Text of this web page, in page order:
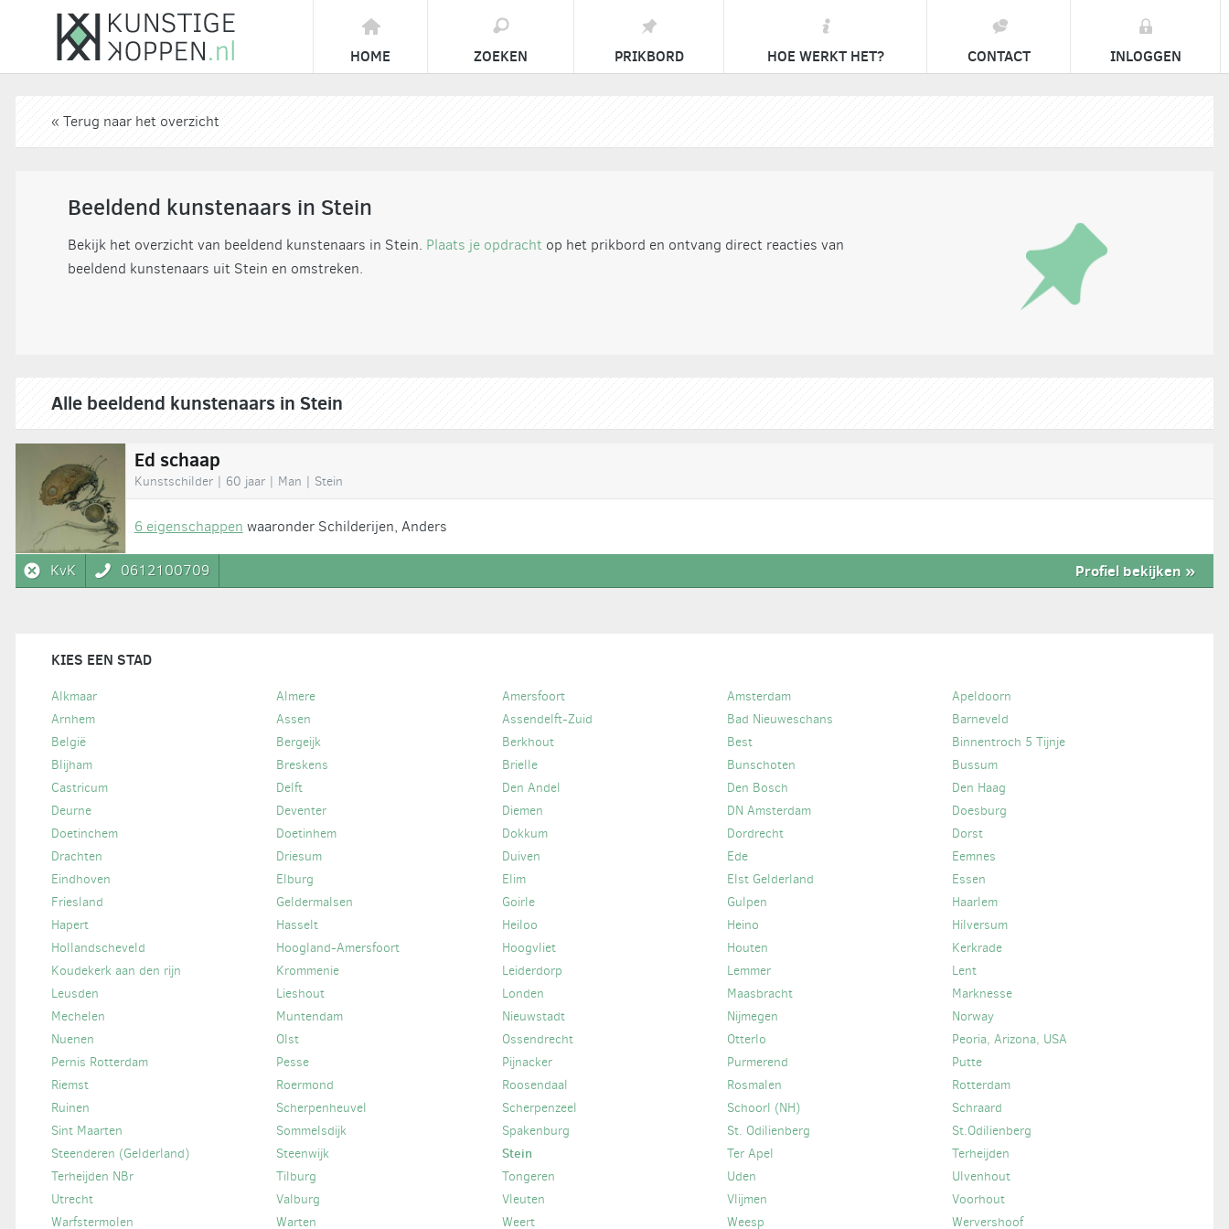
INLOGGEN
CONTACT
HOE WERKT HET?
PRIKBORD
ZOEKEN
HOME
« Terug naar het overzicht
Beeldend kunstenaars in Stein
Bekijk het overzicht van beeldend kunstenaars in Stein. Plaats je opdracht op het prikbord en ontvang direct reacties van
beeldend kunstenaars uit Stein en omstreken.
Alle beeldend kunstenaars in Stein
Ed schaap
Kunstschilder | 60 jaar | Man | Stein
6 eigenschappen waaronder Schilderijen, Anders
KvK 0612100709 Profiel bekijken »
KIES EEN STAD
Alkmaar Almere Amersfoort Amsterdam
Apeldoorn
Arnhem
Assen Assendelft-Zuid Bad Nieuweschans
Barneveld
België
Bergeijk Berkhout Best
Binnentroch 5 Tijnje
Blijham
Breskens Brielle Bunschoten
Bussum
Castricum
Delft Den Andel Den Bosch
Den Haag
Deurne
Deventer Diemen DN Amsterdam
Doesburg
Doetinchem
Doetinhem Dokkum Dordrecht
Dorst
Drachten
Driesum Duiven Ede
Eemnes
Eindhoven
Elburg Elim Elst Gelderland
Essen
Friesland
Geldermalsen Goirle Gulpen
Haarlem
Hapert
Hasselt Heiloo Heino
Hilversum
Hollandscheveld
Hoogland-Amersfoort Hoogvliet Houten
Kerkrade
Koudekerk aan den rijn
Krommenie Leiderdorp Lemmer
Lent
Leusden
Lieshout Londen Maasbracht
Marknesse
Mechelen
Muntendam Nieuwstadt Nijmegen
Norway
Nuenen
Olst Ossendrecht Otterlo
Peoria, Arizona, USA
Pernis Rotterdam
Pesse Pijnacker Purmerend
Putte
Riemst
Roermond Roosendaal Rosmalen
Rotterdam
Ruinen
Scherpenheuvel Scherpenzeel Schoorl (NH)
Schraard
Sint Maarten
Sommelsdijk Spakenburg St. Odilienberg
St.Odilienberg
Steenderen (Gelderland)
Steenwijk Stein Ter Apel
Terheijden
Terheijden NBr
Tilburg Tongeren Uden
Ulvenhout
Utrecht
Valburg Vleuten Vlijmen
Voorhout
Warfstermolen
Warten Weert Weesp Wervershoof